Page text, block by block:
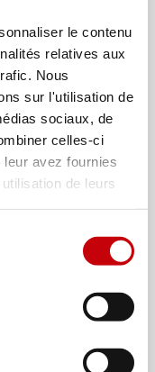
le contenu
relatives aux
Nous
sur l'utilisation de
sociaux, de
celles-ci
avez fournies
de leurs